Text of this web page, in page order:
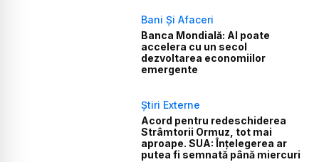
Bani Și Afaceri
Banca Mondială: AI poate
accelera cu un secol
dezvoltarea economiilor
emergente
Știri Externe
Acord pentru redeschiderea
Strâmtorii Ormuz, tot mai
aproape. SUA: Înțelegerea ar
putea fi semnată până miercuri